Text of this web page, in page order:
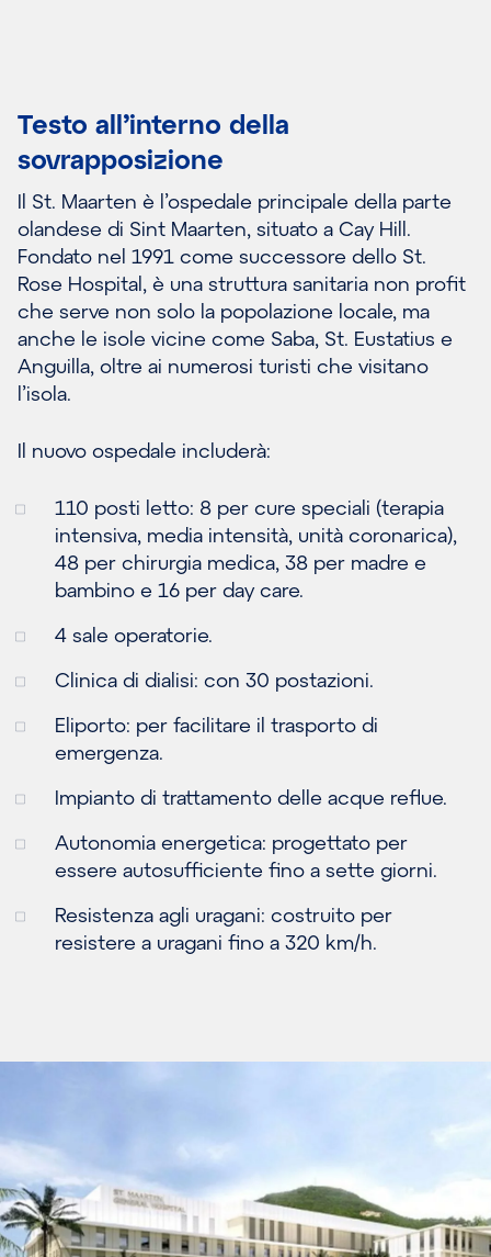
Testo all’interno della
sovrapposizione
Il St. Maarten è l’ospedale principale della parte
olandese di Sint Maarten, situato a Cay Hill.
Fondato nel 1991 come successore dello St.
Rose Hospital, è una struttura sanitaria non profit
che serve non solo la popolazione locale, ma
anche le isole vicine come Saba, St. Eustatius e
Anguilla, oltre ai numerosi turisti che visitano
l’isola.
Il nuovo ospedale includerà:
110 posti letto: 8 per cure speciali (terapia
intensiva, media intensità, unità coronarica),
48 per chirurgia medica, 38 per madre e
bambino e 16 per day care.
4 sale operatorie.
Clinica di dialisi: con 30 postazioni.
Eliporto: per facilitare il trasporto di
emergenza.
Impianto di trattamento delle acque reflue.
Autonomia energetica: progettato per
essere autosufficiente fino a sette giorni.
Resistenza agli uragani: costruito per
resistere a uragani fino a 320 km/h.